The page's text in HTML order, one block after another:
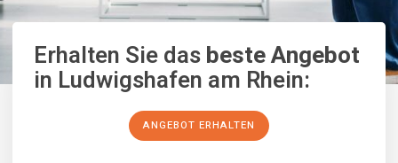
Erhalten Sie dasbeste Angebot
in Ludwigshafen am Rhein:
ANGEBOT ERHALTEN